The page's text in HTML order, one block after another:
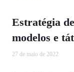
Estratégia
modelos e
27 de maio de 2022